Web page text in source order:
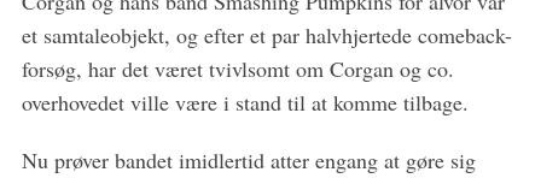
et samtaleobjekt, og efter et par halvhjertede comeback-
forsøg, har det været tvivlsomt om Corgan og co.
overhovedet ville være i stand til at komme tilbage.
Nu prøver bandet imidlertid atter engang at gøre sig
h
f
o
: